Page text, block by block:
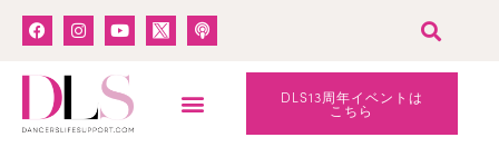
DLS13周年イベントは
こちら